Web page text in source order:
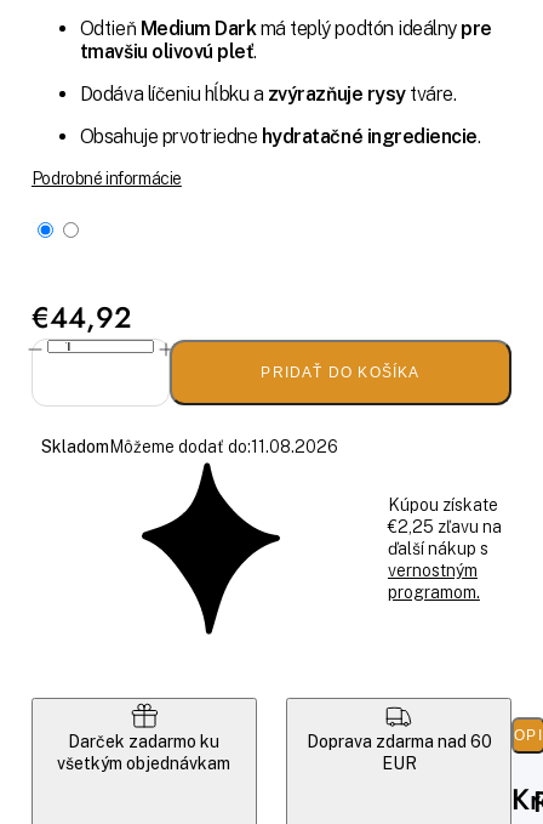
Odtieň Medium Darkmá teplý podtón ideálny pre
tmavšiu olivovú pleť.
Dodáva líčeniu hĺbku a zvýrazňuje rysy tváre.
Obsahuje prvotriedne hydratačné ingrediencie.
Podrobné informácie
€44,92
PRIDAŤ DO KOŠÍKA
Skladom Môžeme dodať do:11.08.2026
Kúpou získate
€2,25 zľavu na
ďalší nákup s
vernostným
programom.
Darček zadarmo ku
všetkým objednávkam
Doprava zdarma nad 60
EUR